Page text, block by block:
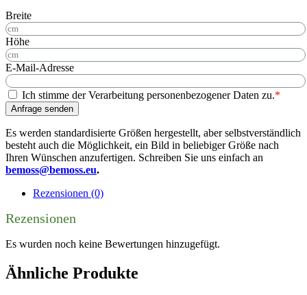
Breite
Höhe
E-Mail-Adresse
Ich stimme der Verarbeitung personenbezogener Daten zu.*
Anfrage senden
Es werden standardisierte Größen hergestellt, aber selbstverständlich
besteht auch die Möglichkeit, ein Bild in beliebiger Größe nach
Ihren Wünschen anzufertigen. Schreiben Sie uns einfach an
bemoss@bemoss.eu.
Rezensionen (0)
Rezensionen
Es wurden noch keine Bewertungen hinzugefügt.
Ähnliche Produkte